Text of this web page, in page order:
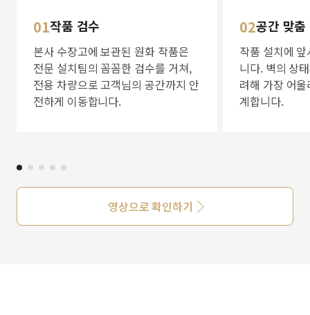
01작품 검수
본사 수장고에 보관된 원화 작품은
전문 설치팀의 꼼꼼한 검수를 거쳐,
전용 차량으로 고객님의 공간까지 안
전하게 이동합니다.
02공간 맞
작품 설치에
니다. 벽의 상
려해 가장 어
계합니다.
영상으로 확인하기